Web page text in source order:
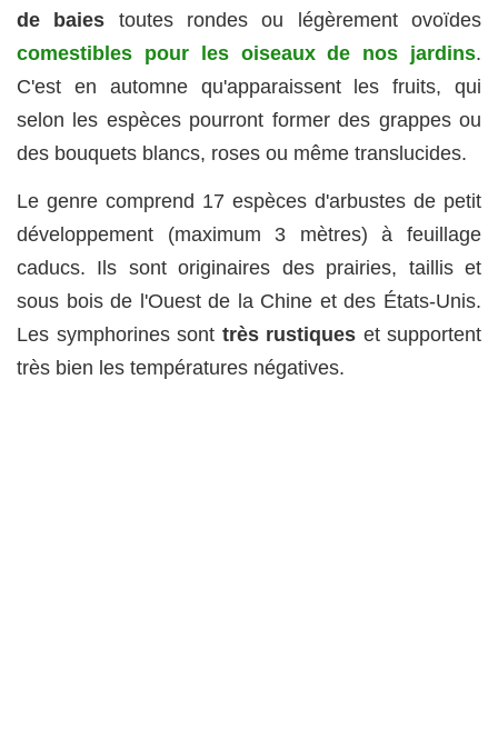
de baies toutes rondes ou légèrement ovoïdes
comestibles pour les oiseaux de nos jardins.
C'est en automne qu'apparaissent les fruits, qui
selon les espèces pourront former des grappes ou
des bouquets blancs, roses ou même translucides.
Le genre comprend 17 espèces d'arbustes de petit
développement (maximum 3 mètres) à feuillage
caducs. Ils sont originaires des prairies, taillis et
sous bois de l'Ouest de la Chine et des États-Unis.
Les symphorines sont très rustiques et supportent
très bien les températures négatives.